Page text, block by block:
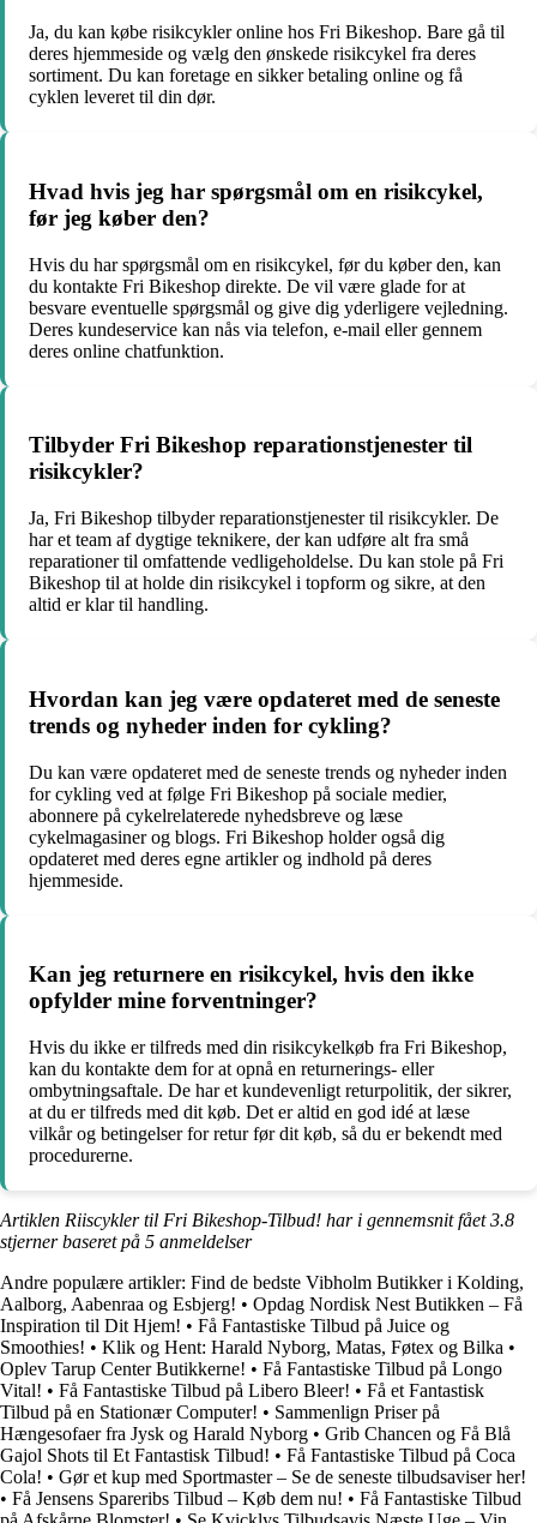
Ja, du kan købe risikcykler online hos Fri Bikeshop. Bare gå til
deres hjemmeside og vælg den ønskede risikcykel fra deres
sortiment. Du kan foretage en sikker betaling online og få
cyklen leveret til din dør.
Hvad hvis jeg har spørgsmål om en risikcykel,
før jeg køber den?
Hvis du har spørgsmål om en risikcykel, før du køber den, kan
du kontakte Fri Bikeshop direkte. De vil være glade for at
besvare eventuelle spørgsmål og give dig yderligere vejledning.
Deres kundeservice kan nås via telefon, e-mail eller gennem
deres online chatfunktion.
Tilbyder Fri Bikeshop reparationstjenester til
risikcykler?
Ja, Fri Bikeshop tilbyder reparationstjenester til risikcykler. De
har et team af dygtige teknikere, der kan udføre alt fra små
reparationer til omfattende vedligeholdelse. Du kan stole på Fri
Bikeshop til at holde din risikcykel i topform og sikre, at den
altid er klar til handling.
Hvordan kan jeg være opdateret med de seneste
trends og nyheder inden for cykling?
Du kan være opdateret med de seneste trends og nyheder inden
for cykling ved at følge Fri Bikeshop på sociale medier,
abonnere på cykelrelaterede nyhedsbreve og læse
cykelmagasiner og blogs. Fri Bikeshop holder også dig
opdateret med deres egne artikler og indhold på deres
hjemmeside.
Kan jeg returnere en risikcykel, hvis den ikke
opfylder mine forventninger?
Hvis du ikke er tilfreds med din risikcykelkøb fra Fri Bikeshop,
kan du kontakte dem for at opnå en returnerings- eller
ombytningsaftale. De har et kundevenligt returpolitik, der sikrer,
at du er tilfreds med dit køb. Det er altid en god idé at læse
vilkår og betingelser for retur før dit køb, så du er bekendt med
procedurerne.
Artiklen Riiscykler til Fri Bikeshop-Tilbud! har i gennemsnit fået3.8
stjerner baseret på 5 anmeldelser
Andre populære artikler: Find de bedste Vibholm Butikker i Kolding,
Aalborg, Aabenraa og Esbjerg! • Opdag Nordisk Nest Butikken – Få
Inspiration til Dit Hjem! • Få Fantastiske Tilbud på Juice og
Smoothies! • Klik og Hent: Harald Nyborg, Matas, Føtex og Bilka •
Oplev Tarup Center Butikkerne! • Få Fantastiske Tilbud på Longo
Vital! • Få Fantastiske Tilbud på Libero Bleer! • Få et Fantastisk
Tilbud på en Stationær Computer! • Sammenlign Priser på
Hængesofaer fra Jysk og Harald Nyborg • Grib Chancen og Få Blå
Gajol Shots til Et Fantastisk Tilbud! • Få Fantastiske Tilbud på Coca
Cola! • Gør et kup med Sportmaster – Se de seneste tilbudsaviser her!
• Få Jensens Spareribs Tilbud – Køb dem nu! • Få Fantastiske Tilbud